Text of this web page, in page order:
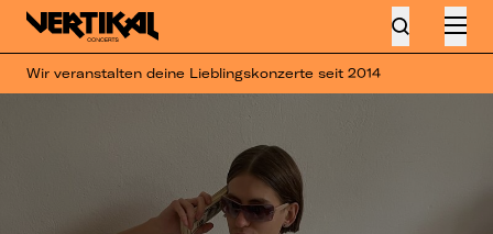
Wir veranstalten deine Lieblingskonzerte seit 2014